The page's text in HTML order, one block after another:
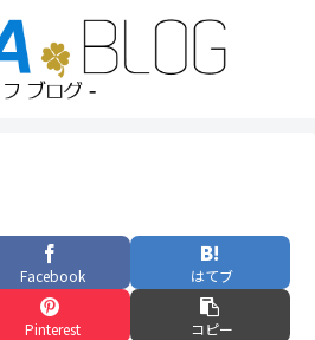
Facebook はてブ
Pinterest コピー